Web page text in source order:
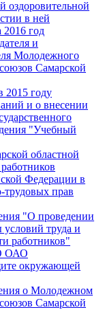
оздоровительной
в ней
2016 год
и
Молодежного
Самарской
году
и о внесении
"Учебный
областной
Федерации в
трудовых прав
"О проведении
условий труда и
работников"
ОАО
окружающей
о Молодежном
Самарской